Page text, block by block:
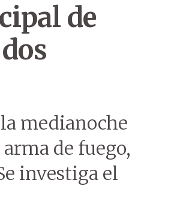
de
medianoche
de fuego,
investiga el